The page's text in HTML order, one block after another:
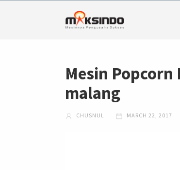
Mesin
malang
CHUSNUL MARCH 22, 2017